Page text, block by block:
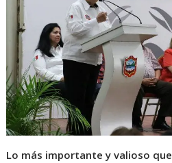
p
p
o
o
k
n
g
r
a
m
Lo más importante y valioso